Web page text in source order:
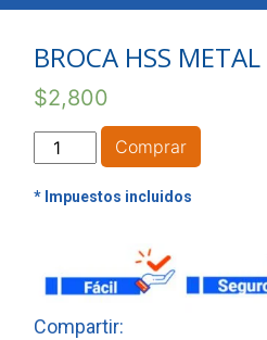
BROCA HSS
$2,800
BROCA
HSS
METAL
cantidad
Comprar